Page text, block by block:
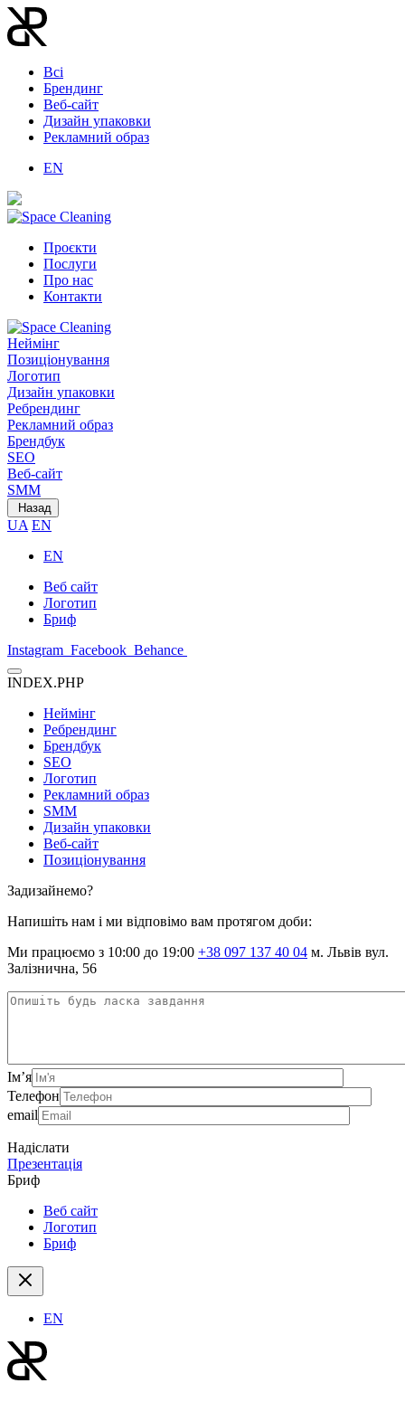
Всі
Брендинг
Веб-сайт
Дизайн упаковки
Рекламний образ
EN
Проєкти
Послуги
Про нас
Контакти
Неймінг
Позиціонування
Логотип
Дизайн упаковки
Ребрендинг
Рекламний образ
Брендбук
SEO
Веб-сайт
SMM
Назад
UA EN
EN
Веб сайт
Логотип
Бриф
Instagram Facebook Behance
INDEX.PHP
Неймінг
Ребрендинг
Брендбук
SEO
Логотип
Рекламний образ
SMM
Дизайн упаковки
Веб-сайт
Позиціонування
Задизайнемо?
Напишіть нам і ми відповімо вам протягом доби:
Ми працюємо з 10:00 до 19:00 +38 097 137 40 04 м. Львів вул.
Залізнична, 56
Ім’я
Телефон
email
Надіслати
Презентація
Бриф
Веб сайт
Логотип
Бриф
EN